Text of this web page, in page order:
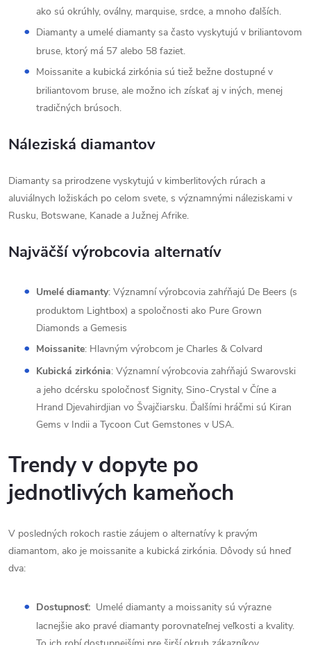
ako sú okrúhly, oválny, marquise, srdce, a mnoho ďalších.
Diamanty a umelé diamanty sa často vyskytujú v briliantovom
bruse, ktorý má 57 alebo 58 faziet.
Moissanite a kubická zirkónia sú tiež bežne dostupné v
briliantovom bruse, ale možno ich získať aj v iných, menej
tradičných brúsoch.
Náleziská diamantov
Diamanty sa prirodzene vyskytujú v kimberlitových rúrach a
aluviálnych ložiskách po celom svete, s významnými náleziskami v
Rusku, Botswane, Kanade a Južnej Afrike.
Najväčší výrobcovia alternatív
Umelé diamanty: Významní výrobcovia zahŕňajú De Beers (s
produktom Lightbox) a spoločnosti ako Pure Grown
Diamonds a Gemesis
Moissanite: Hlavným výrobcom je Charles & Colvard
Kubická zirkónia: Významní výrobcovia zahŕňajú Swarovski
a jeho dcérsku spoločnosť Signity, Sino-Crystal v Číne a
Hrand Djevahirdjian vo Švajčiarsku. Ďalšími hráčmi sú Kiran
Gems v Indii a Tycoon Cut Gemstones v USA.
Trendy v dopyte po
jednotlivých kameňoch
V posledných rokoch rastie záujem o alternatívy k pravým
diamantom, ako je moissanite a kubická zirkónia. Dôvody sú hneď
dva:
Dostupnosť: Umelé diamanty a moissanity sú výrazne
lacnejšie ako pravé diamanty porovnateľnej veľkosti a kvality.